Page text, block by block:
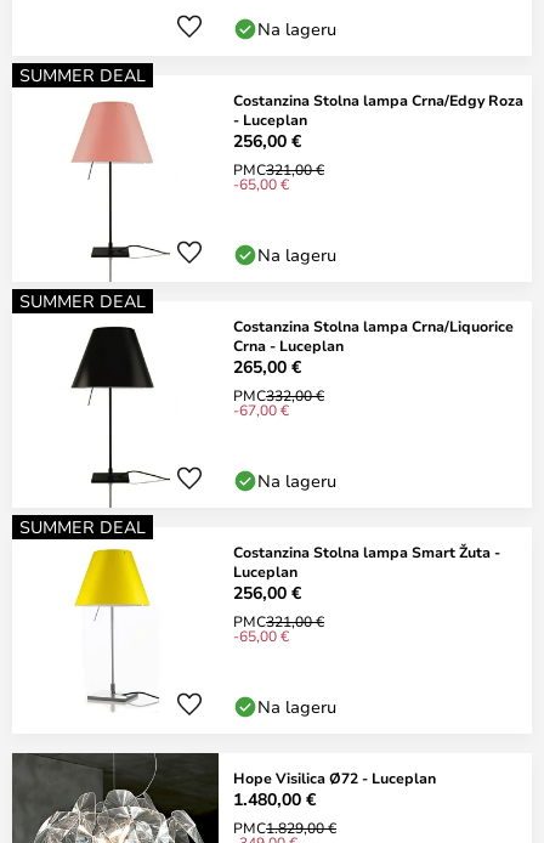
Na lageru
SUMMER DEAL
Costanzina Stolna lampa Crna/Edgy Roza
- Luceplan
256,00 €
PMC321,00 €
-65,00 €
Na lageru
SUMMER DEAL
Costanzina Stolna lampa Crna/Liquorice
Crna - Luceplan
265,00 €
PMC332,00 €
-67,00 €
Na lageru
SUMMER DEAL
Costanzina Stolna lampa Smart Žuta -
Luceplan
256,00 €
PMC321,00 €
-65,00 €
Na lageru
Hope Visilica Ø72 - Luceplan
1.480,00 €
PMC1.829,00 €